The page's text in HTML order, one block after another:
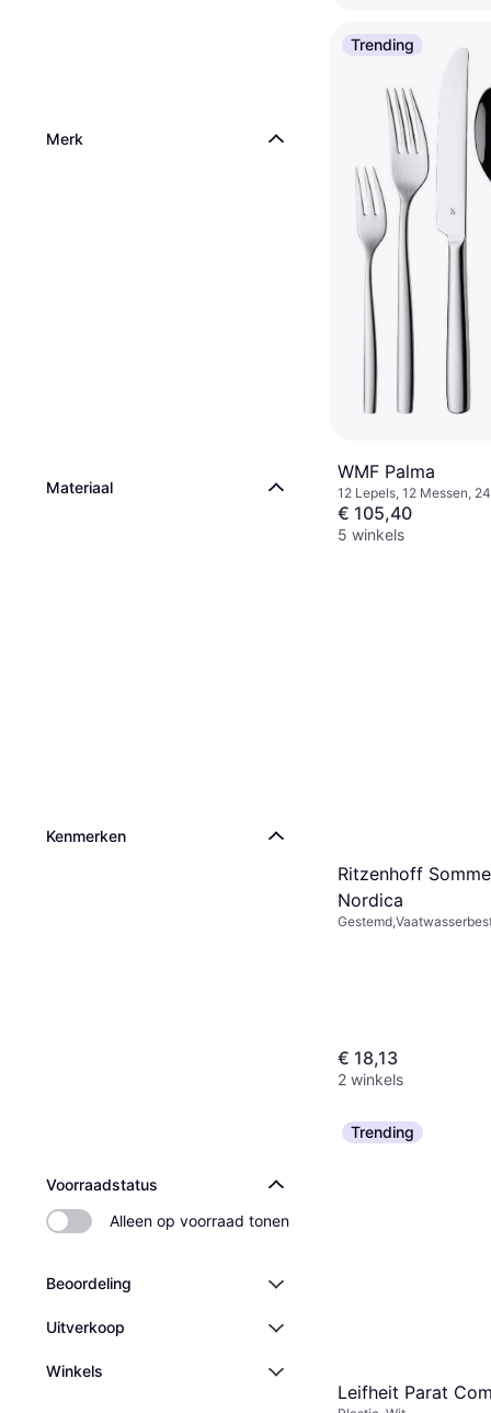
Merk
Materiaal
Kenmerken
Voorraadstatus
Alleen op voorraad tonen
Beoordeling
Uitverkoop
Winkels
Stanley Quencher
FlowState
Met Handvat,
Roestvrij staal, Beige
€ 48,21
8 winkels
Trending
WMF Palma
12 Lepels, 12 Messen, 24
staal, Roestvrij Staal
€ 105,40
5 winkels
Ritzenhoff
Nordica
€ 18,13
2 winkels
Trending
Leifheit Parat